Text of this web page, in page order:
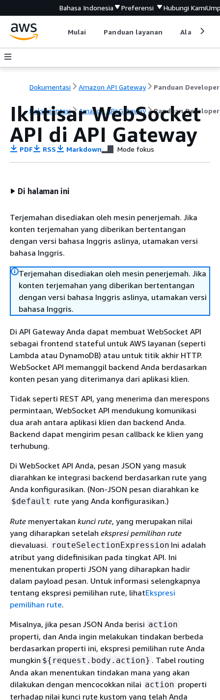
Bahasa Indonesia Preferensi Hubungi Kami
Mulai Panduan layanan Alat
Dokumentasi Amazon API Gateway Panduan Developer
Dokumentasi Amazon API Gateway Panduan Developer
Ikhtisar WebSocket
API di API Gateway
PDF RSS Markdown Mode fokus
Di halaman ini
Terjemahan disediakan oleh mesin penerjemah. Jika
konten terjemahan yang diberikan bertentangan
dengan versi bahasa Inggris aslinya, utamakan versi
bahasa Inggris.
Terjemahan disediakan oleh mesin penerjemah. Jika
konten terjemahan yang diberikan bertentangan
dengan versi bahasa Inggris aslinya, utamakan versi
bahasa Inggris.
Di API Gateway Anda dapat membuat WebSocket API
sebagai frontend stateful untuk AWS layanan (seperti
Lambda atau DynamoDB) atau untuk titik akhir HTTP.
WebSocket API memanggil backend Anda berdasarkan
konten pesan yang diterimanya dari aplikasi klien.
Tidak seperti REST API, yang menerima dan merespons
permintaan, WebSocket API mendukung komunikasi
dua arah antara aplikasi klien dan backend Anda.
Backend dapat mengirim pesan callback ke klien yang
terhubung.
Di WebSocket API Anda, pesan JSON yang masuk
diarahkan ke integrasi backend berdasarkan rute yang
Anda konfigurasikan. (Non-JSON pesan diarahkan ke
$default rute yang Anda konfigurasikan.)
Rute menyertakan kunci rute, yang merupakan nilai
yang diharapkan setelah ekspresi pemilihan rute
dievaluasi. routeSelectionExpression Ini adalah
atribut yang didefinisikan pada tingkat API. Ini
menentukan properti JSON yang diharapkan hadir
dalam payload pesan. Untuk informasi selengkapnya
tentang ekspresi pemilihan rute, lihatEkspresi
pemilihan rute.
Misalnya, jika pesan JSON Anda berisi action
properti, dan Anda ingin melakukan tindakan berbeda
berdasarkan properti ini, ekspresi pemilihan rute Anda
mungkin ${ request.body.action} . Tabel routing
Anda akan menentukan tindakan mana yang akan
dilakukan dengan mencocokkan nilai action properti
terhadap nilai kunci rute kustom yang telah Anda